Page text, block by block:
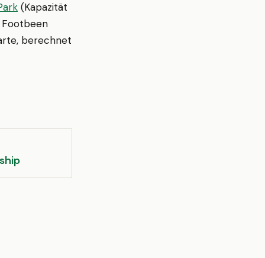
(Kapazität
Footbeen
berechnet